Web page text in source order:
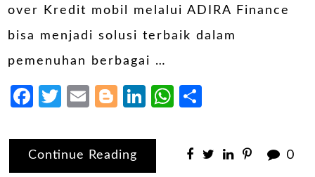
over Kredit mobil melalui ADIRA Finance
bisa menjadi solusi terbaik dalam
pemenuhan berbagai …
Facebook
Twitter
EmailBlogger
LinkedIn
WhatsApp
Continue Reading 0